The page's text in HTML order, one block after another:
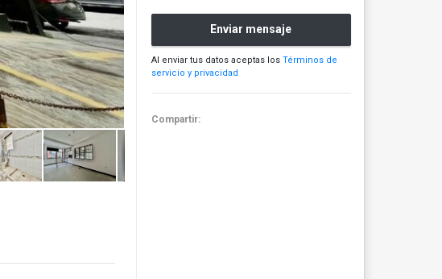
Enviar mensaje
Al enviar tus datos aceptas los Términos de
servicio y privacidad
Compartir: